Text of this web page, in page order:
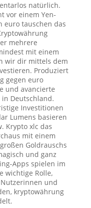
natürlich.
vor einem Yen-
euro tauschen das
mehrere
mit einem
wir dir mittels dem
Produziert
gegen euro
und avancierte
Deutschland.
Investitionen
Lumens basieren
Krypto xlc das
mit einem
Goldrauschs
und ganz
Apps spielen im
wichtige Rolle,
und
kryptowährung